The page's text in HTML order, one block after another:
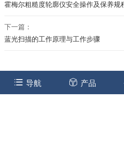
霍梅尔粗糙度轮廓仪安全操作及保养规
下一篇：
蓝光扫描的工作原理与工作步骤
导航 产品